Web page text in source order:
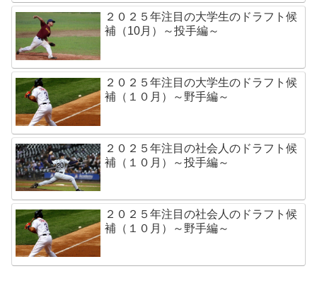
２０２５年注目の大学生のドラフト候
補（10月）～投手編～
２０２５年注目の大学生のドラフト候
補（１０月）～野手編～
２０２５年注目の社会人のドラフト候
補（１０月）～投手編～
２０２５年注目の社会人のドラフト候
補（１０月）～野手編～